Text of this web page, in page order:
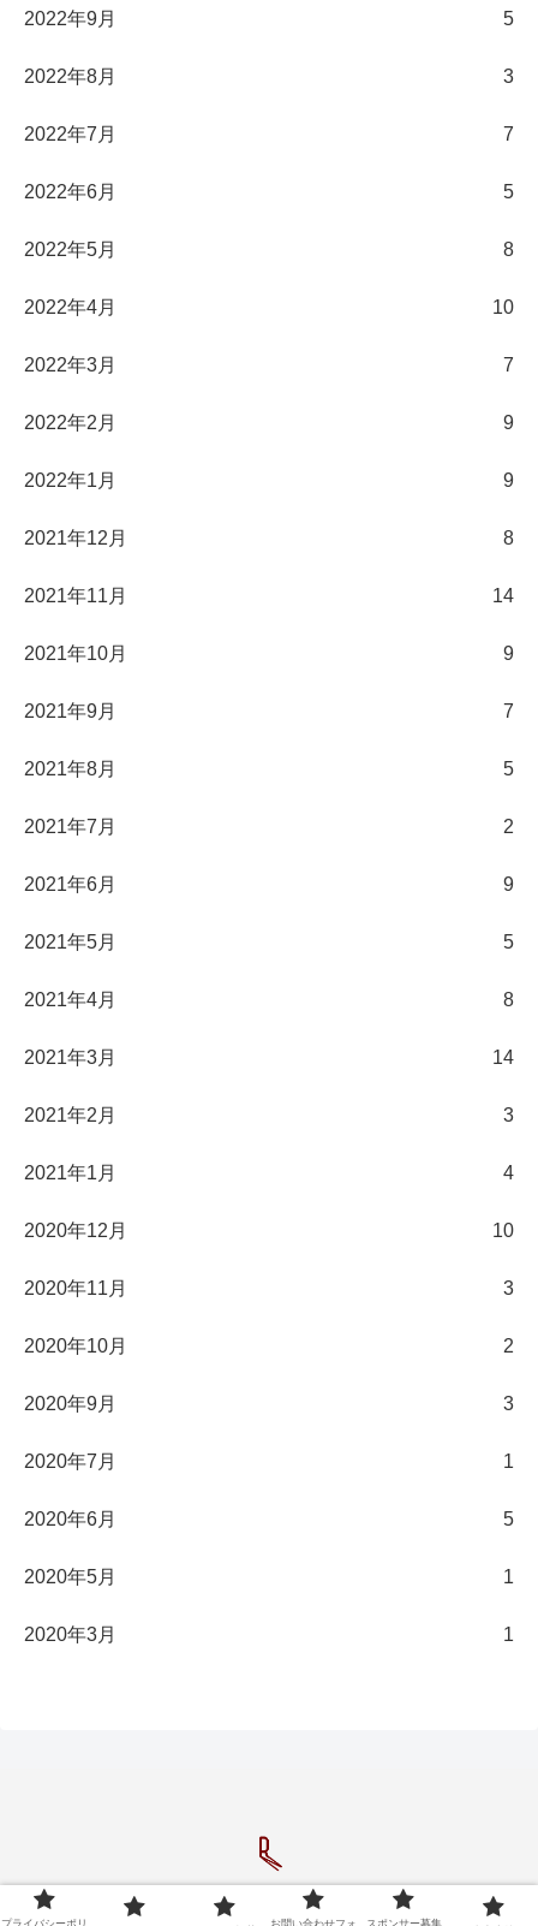
2022年9月 5
2022年8月 3
2022年7月 7
2022年6月 5
2022年5月 8
2022年4月 10
2022年3月 7
2022年2月 9
2022年1月 9
2021年12月 8
2021年11月 14
2021年10月 9
2021年9月 7
2021年8月 5
2021年7月 2
2021年6月 9
2021年5月 5
2021年4月 8
2021年3月 14
2021年2月 3
2021年1月 4
2020年12月 10
2020年11月 3
2020年10月 2
2020年9月 3
2020年7月 1
2020年6月 5
2020年5月 1
2020年3月 1
Copyright © 2020-2026 長濱陸のブログ All Rights Reserved.
プライバシーポリ お問い合わせフォ スポンサー募集